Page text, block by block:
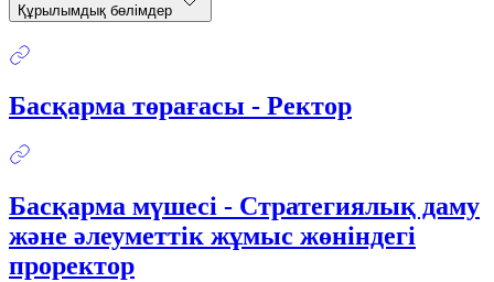
Құрылымдық бөлімдер
Басқарма төрағасы - Ректор
Басқарма мүшесі - Стратегиялық даму
және әлеуметтік жұмыс жөніндегі
проректор